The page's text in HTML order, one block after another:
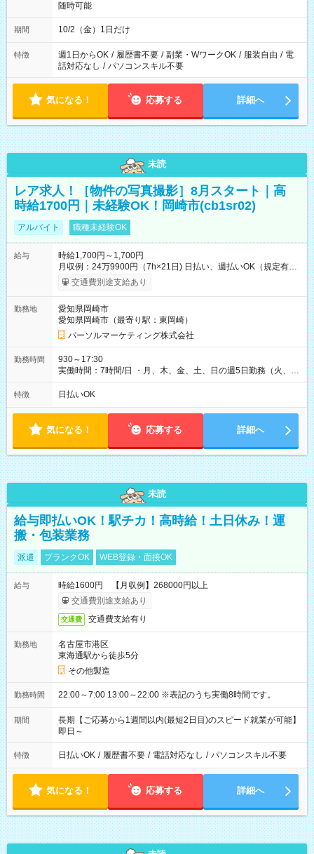
随時可能
期間 10/2（金）1日だけ
特徴 週1日からOK / 履歴書不要 / 副業・WワークOK / 服装自由 / 電
話対応なし / パソコンスキル不要
気になる！ 応募する 詳細へ
未読
レア求人！［物件の写真撮影］8月スタート｜高
時給1700円｜未経験OK！岡崎市(cb1sr02)
アルバイト 職種未経験OK
給与
時給1,700円～1,700円
月収例：24万9900円（7h×21日) 日払い、週払いOK（規定有
り） 【試用期間】試用期間なし
交通費別途支給あり
勤務地
愛知県岡崎市
愛知県岡崎市（最寄り駅：東岡崎）
パーソルマーケティング株式会社
勤務時間
930～17:30
実働時間：7時間/日 ・月、木、金、土、日の週5日勤務（火、水
は固定休です／夏季、年末年始等、長期休暇有り！） ・ワンシ
フト！ 残業ほぼナシ（0～5h/月）
特徴 日払いOK
気になる！ 応募する 詳細へ
未読
給与即払いOK！駅チカ！高時給！土日休み！運
搬・包装業務
派遣 ブランクOK WEB登録・面接OK
給与
時給1600円 【月収例】268000円以上
交通費別途支給あり
交通費 交通費支給有り
勤務地
名古屋市港区
東海通駅から徒歩5分
その他製造
勤務時間 22:00～7:00 13:00～22:00 ※表記のうち実働8時間です。
期間
長期【ご応募から1週間以内(最短2日目)のスピード就業が可能】
即日～
特徴 日払いOK / 履歴書不要 / 電話対応なし / パソコンスキル不要
気になる！ 応募する 詳細へ